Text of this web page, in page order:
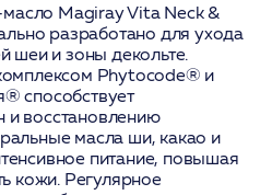
Magiray Vita Neck &
разработано для ухода
шеи и зоны декольте.
Phytocode® и
способствует
восстановлению
масла ши, какао и
питание, повышая
кожи. Регулярное